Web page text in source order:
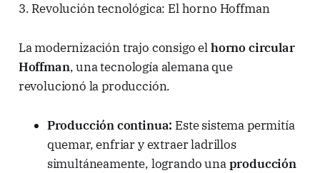
3. Revolución tecnológica: El horno Hoffman
La modernización trajo consigo elhorno circular
Hoffman, una tecnología alemana que
revolucionó la producción.
Producción continua: Este sistema permitía
quemar, enfriar y extraer ladrillos
simultáneamente, logrando unaproducción